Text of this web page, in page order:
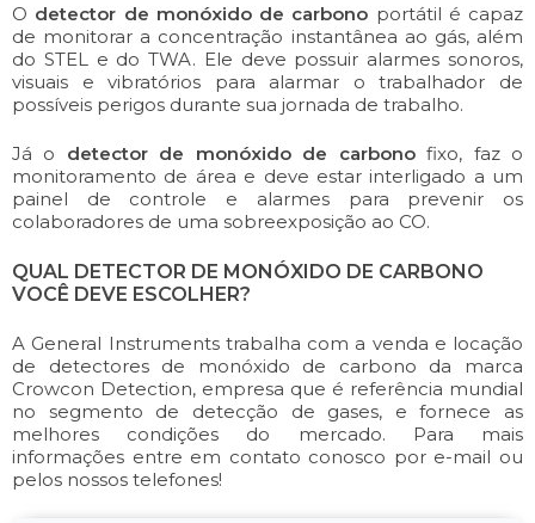
O detector de monóxido de carbono portátil é capaz
de monitorar a concentração instantânea ao gás, além
do STEL e do TWA. Ele deve possuir alarmes sonoros,
visuais e vibratórios para alarmar o trabalhador de
possíveis perigos durante sua jornada de trabalho.
Já o detector de monóxido de carbonofixo, faz o
monitoramento de área e deve estar interligado a um
painel de controle e alarmes para prevenir os
colaboradores de uma sobreexposição ao CO.
QUAL DETECTOR DE MONÓXIDO DE CARBONO
VOCÊ DEVE ESCOLHER?
A General Instruments trabalha com a venda e locação
de detectores de monóxido de carbono da marca
Crowcon Detection, empresa que é referência mundial
no segmento de detecção de gases, e fornece as
melhores condições do mercado. Para mais
informações entre em contato conosco por e-mail ou
pelos nossos telefones!